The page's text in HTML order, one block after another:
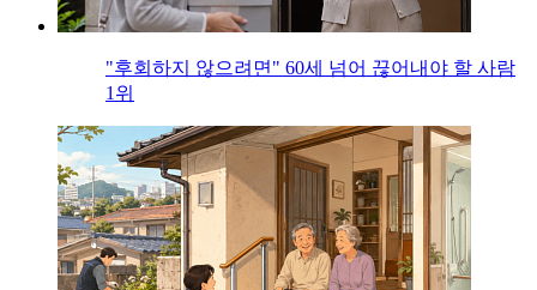
"후회하지 않으려면" 60세 넘어 끊어내야 할 사람
1위